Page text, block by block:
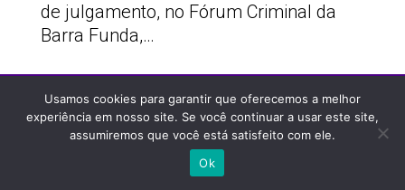
de julgamento, no Fórum Criminal da
Barra Funda,…
PSOLSP 2020 © - Direitos liberados desde que
citada a fonte
Site desenvolvido porAppmobi
Usamos cookies para garantir que oferecemos a melhor
experiência em nosso site. Se você continuar a usar este site,
assumiremos que você está satisfeito com ele.
Ok